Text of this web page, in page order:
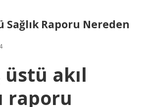
Sağlık Raporu Nereden
üstü akıl
raporu